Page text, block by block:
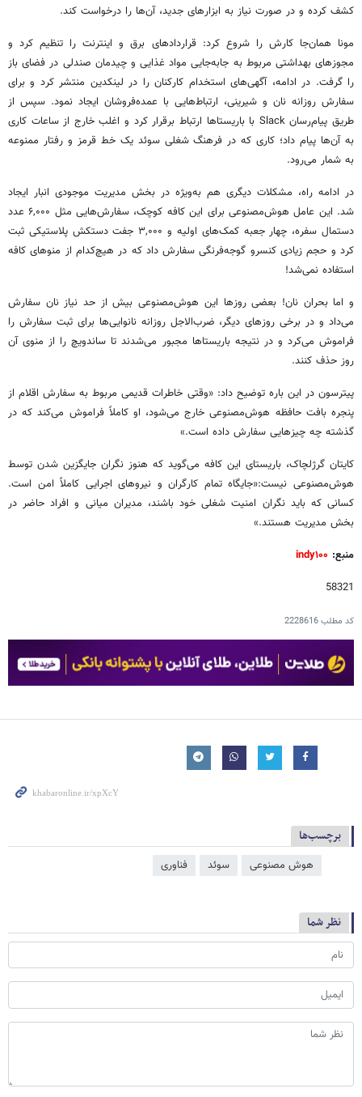
کشف کرده و در صورت نیاز به ابزارهای جدید، آن‌ها را درخواست کند.
مونا همان‌جا کارش را شروع کرد: قراردادهای برق و اینترنت را تنظیم کرد و
مجوزهای بهداشتی مربوط به جابه‌جایی مواد غذایی و چیدمان صندلی در فضای باز
را گرفت. در ادامه، آگهی‌های استخدام کارکنان را در لینکدین منتشر کرد و برای
سفارش روزانه نان و شیرینی، ارتباط‌هایی با عمده‌فروشان ایجاد نمود. سپس از
طریق پیام‌رسان Slack با باریستاها ارتباط برقرار کرد و اغلب خارج از ساعات کاری
به آن‌ها پیام داد؛ کاری که در فرهنگ شغلی سوئد یک خط قرمز و رفتار ممنوعه
به شمار می‌رود.
در ادامه راه، مشکلات دیگری هم به‌ویژه در بخش مدیریت موجودی انبار ایجاد
شد. این عامل هوش‌مصنوعی برای این کافه کوچک، سفارش‌هایی مثل ۶,۰۰۰ عدد
دستمال سفره، چهار جعبه کمک‌های اولیه و ۳,۰۰۰ جفت دستکش پلاستیکی ثبت
کرد و حجم زیادی کنسرو گوجه‌فرنگی سفارش داد که در هیچ‌کدام از منوهای کافه
استفاده نمی‌شد!
و اما بحران نان! بعضی روزها این هوش‌مصنوعی بیش از حد نیاز نان سفارش
می‌داد و در برخی روزهای دیگر، ضرب‌الاجل روزانه نانوایی‌ها برای ثبت سفارش را
فراموش می‌کرد و در نتیجه باریستاها مجبور می‌شدند تا ساندویچ‌ را از منوی آن
روز حذف کنند.
پیترسون در این باره توضیح داد: «وقتی خاطرات قدیمی مربوط به سفارش اقلام از
پنجره بافت حافظه هوش‌مصنوعی خارج می‌شود، او کاملاً فراموش می‌کند که در
گذشته چه چیزهایی سفارش داده است.»
کایتان گرژلچاک، باریستای این کافه می‌گوید که هنوز نگران جایگزین شدن توسط
هوش‌مصنوعی نیست:«جایگاه تمام کارگران و نیروهای اجرایی کاملاً امن است.
کسانی که باید نگران امنیت شغلی خود باشند، مدیران میانی و افراد حاضر در
بخش مدیریت هستند.»
منبع: indy۱۰۰
58321
کد مطلب2228616
برچسب‌ها
هوش مصنوعی سوئد فناوری
نظر شما